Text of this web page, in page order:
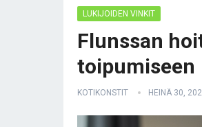
LUKIJOIDEN VINKIT
Flunssan
toipumiseen
KOTIKONSTIT HEINÄ 30,